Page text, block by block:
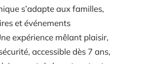
s’adapte aux familles,
et événements
expérience mêlant plaisir,
accessible dès 7 ans,